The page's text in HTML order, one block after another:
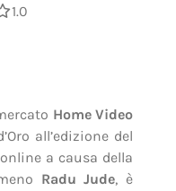
1.0
Home Video
all’edizione del
a causa della
Radu Jude, è